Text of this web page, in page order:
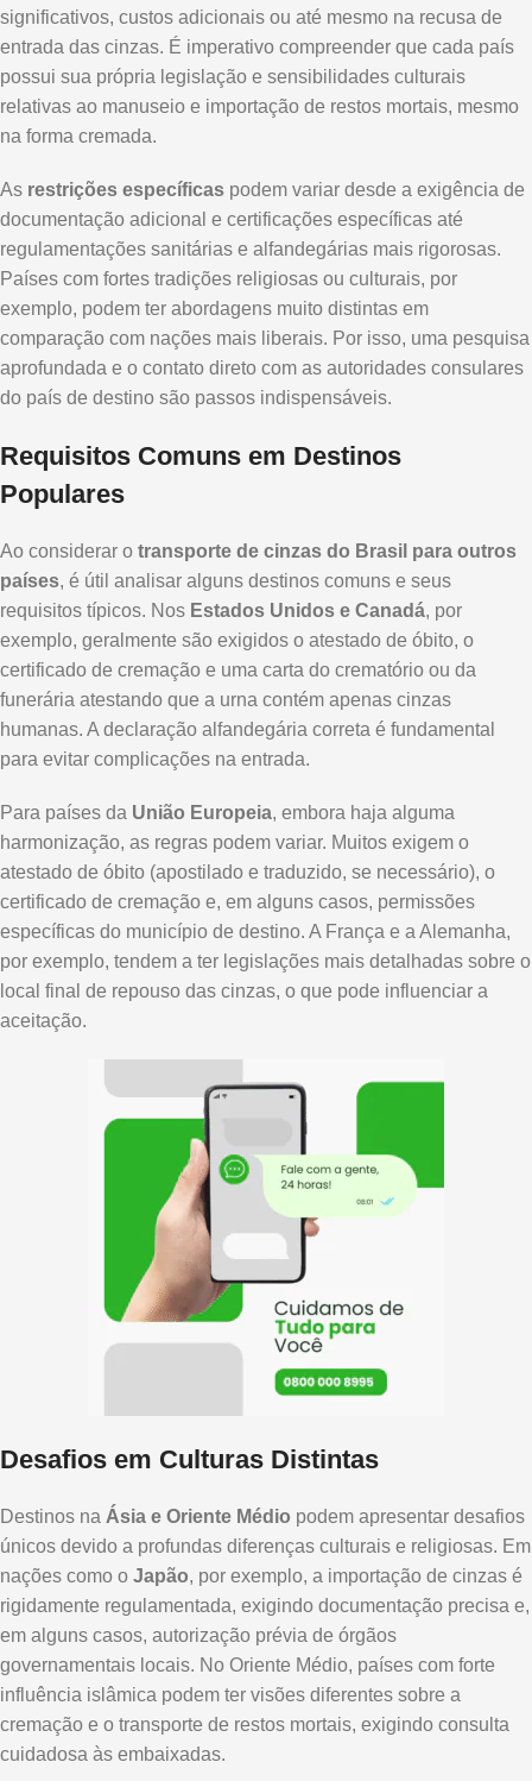
significativos, custos adicionais ou até mesmo na recusa de
entrada das cinzas. É imperativo compreender que cada país
possui sua própria legislação e sensibilidades culturais
relativas ao manuseio e importação de restos mortais, mesmo
na forma cremada.
As restrições específicas podem variar desde a exigência de
documentação adicional e certificações específicas até
regulamentações sanitárias e alfandegárias mais rigorosas.
Países com fortes tradições religiosas ou culturais, por
exemplo, podem ter abordagens muito distintas em
comparação com nações mais liberais. Por isso, uma pesquisa
aprofundada e o contato direto com as autoridades consulares
do país de destino são passos indispensáveis.
Requisitos Comuns em Destinos
Populares
Ao considerar o transporte de cinzas do Brasil para outros
países, é útil analisar alguns destinos comuns e seus
requisitos típicos. Nos Estados Unidos e Canadá, por
exemplo, geralmente são exigidos o atestado de óbito, o
certificado de cremação e uma carta do crematório ou da
funerária atestando que a urna contém apenas cinzas
humanas. A declaração alfandegária correta é fundamental
para evitar complicações na entrada.
Para países da União Europeia, embora haja alguma
harmonização, as regras podem variar. Muitos exigem o
atestado de óbito (apostilado e traduzido, se necessário), o
certificado de cremação e, em alguns casos, permissões
específicas do município de destino. A França e a Alemanha,
por exemplo, tendem a ter legislações mais detalhadas sobre o
local final de repouso das cinzas, o que pode influenciar a
aceitação.
Desafios em Culturas Distintas
Destinos na Ásia e Oriente Médio podem apresentar desafios
únicos devido a profundas diferenças culturais e religiosas. Em
nações como o Japão, por exemplo, a importação de cinzas é
rigidamente regulamentada, exigindo documentação precisa e,
em alguns casos, autorização prévia de órgãos
governamentais locais. No Oriente Médio, países com forte
influência islâmica podem ter visões diferentes sobre a
cremação e o transporte de restos mortais, exigindo consulta
cuidadosa às embaixadas.